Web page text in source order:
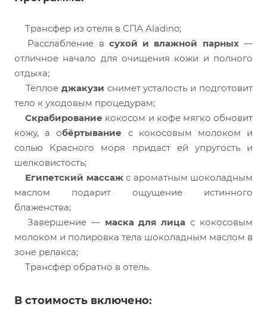
Трансфер из отеля в СПА Aladino;
Расслабление в сухой и влажной парных—
отличное начало для очищения кожи и полного
отдыха;
Тёплое джакузи снимет усталость и подготовит
тело к уходовым процедурам;
Скрабирование кокосом и кофе мягко обновит
кожу, а обёртывание с кокосовым молоком и
солью Красного моря придаст ей упругость и
шелковистость;
Египетский массажс ароматным шоколадным
маслом подарит ощущение истинного
блаженства;
Завершение — маска для лица с кокосовым
молоком и полировка тела шоколадным маслом в
зоне релакса;
Трансфер обратно в отель.
В стоимость включено: